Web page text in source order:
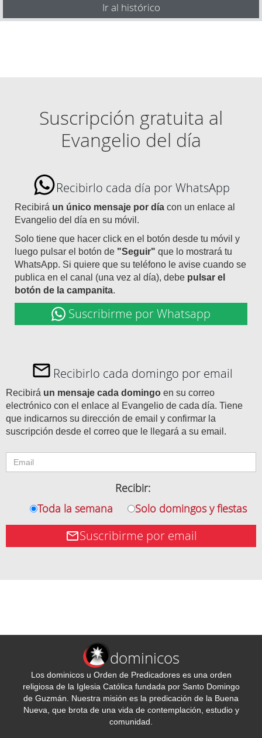
Ir al histórico
Suscripción gratuita al
Evangelio del día
Recibirlo cada día por WhatsApp
Recibirá un único mensaje por día con un enlace al
Evangelio del día en su móvil.
Solo tiene que hacer click en el botón desde tu móvil y
luego pulsar el botón de "Seguir" que lo mostrará tu
WhatsApp. Si quiere que su teléfono le avise cuando se
publica en el canal (una vez al día), debe pulsar el
botón de la campanita.
Suscribirme por Whatsapp
Recibirlo cada domingo por email
Recibirá un mensaje cada domingo en su correo
electrónico con el enlace al Evangelio de cada día. Tiene
que indicarnos su dirección de email y confirmar la
suscripción desde el correo que le llegará a su email.
Recibir:
Toda la semana
Solo domingos y fiestas
Suscribirme por email
dominicos
Los dominicos u Orden de Predicadores es una orden
religiosa de la Iglesia Católica fundada por Santo Domingo
de Guzmán. Nuestra misión es la predicación de la Buena
Nueva, que brota de una vida de contemplación, estudio y
comunidad.